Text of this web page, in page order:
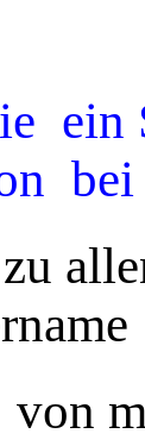
ein
von